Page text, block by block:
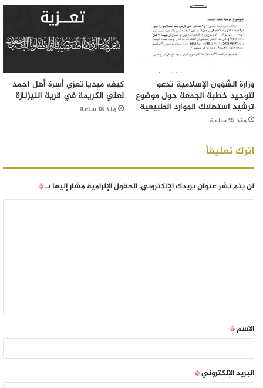
وزارة الشؤون الإسلامية تدعو
لتوحيد خطبة الجمعة حول موضوع
ترشيد استهلاك الموارد الطبيعية
منذ 15 ساعة
كيفه ميديا تعزي أسرة أهل احمد
لعلي الكريمة في قرية النيزنازة
منذ 18 ساعة
اترك تعليقاً
لن يتم نشر عنوان بريدك الإلكتروني.الحقول الإلزامية مشار إليها بـ*
الاسم*
البريد الإلكتروني*